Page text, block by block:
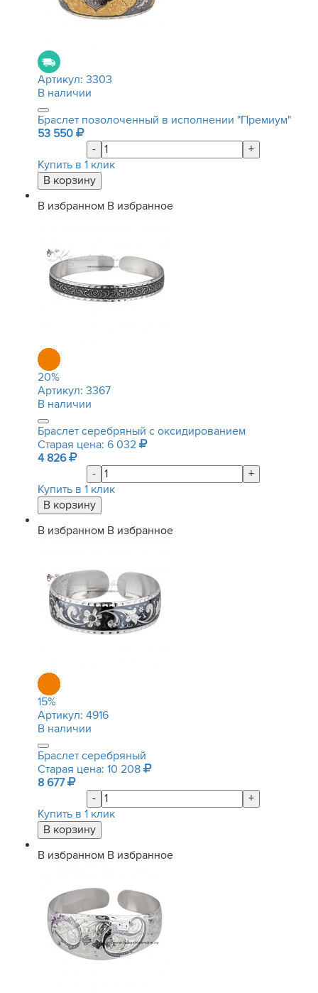
Артикул: 3303
В наличии
Браслет позолоченный в исполнении "Премиум"
53 550
-
+
Купить в 1 клик
В избранном В избранное
20%
Артикул: 3367
В наличии
Браслет серебряный с оксидированием
Старая цена: 6 032
4 826
-
+
Купить в 1 клик
В избранном В избранное
15%
Артикул: 4916
В наличии
Браслет серебряный
Старая цена: 10 208
8 677
-
+
Купить в 1 клик
В избранном В избранное